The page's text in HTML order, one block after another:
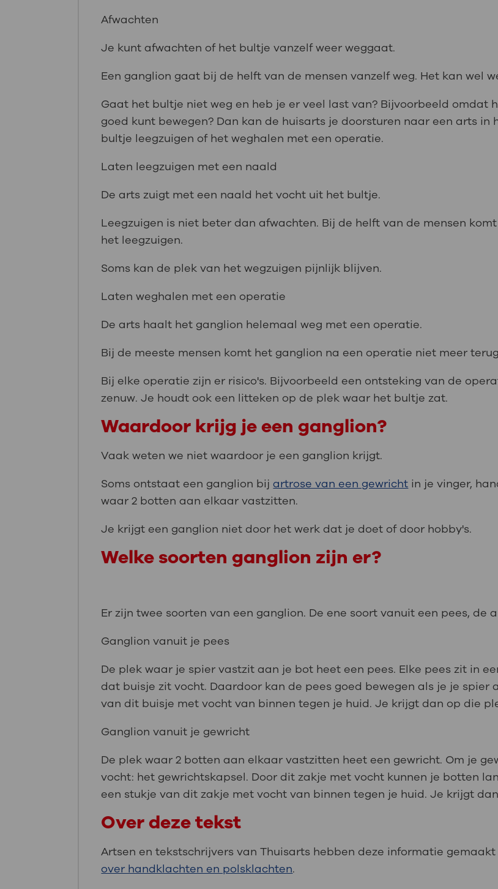
Afwachten
Je kunt afwachten of het bultje vanzelf weer weggaat.
Een ganglion gaat bij de helft van de mensen vanzelf weg. Het kan wel
Gaat het bultje niet weg en heb je er veel last van? Bijvoorbeeld omdat
goed kunt bewegen? Dan kan de huisarts je doorsturen naar een arts in
bultje leegzuigen of het weghalen met een operatie.
Laten leegzuigen met een naald
De arts zuigt met een naald het vocht uit het bultje.
Leegzuigen is niet beter dan afwachten. Bij de helft van de mensen
het leegzuigen.
Soms kan de plek van het wegzuigen pijnlijk blijven.
Laten weghalen met een operatie
De arts haalt het ganglion helemaal weg met een operatie.
Bij de meeste mensen komt het ganglion na een operatie niet meer
Bij elke operatie zijn er risico's. Bijvoorbeeld een ontsteking van de
zenuw. Je houdt ook een litteken op de plek waar het bultje zat.
Waardoor krijg je een ganglion?
Vaak weten we niet waardoor je een ganglion krijgt.
Soms ontstaat een ganglion bijartrose van een gewricht in je vinger,
waar 2 botten aan elkaar vastzitten.
Je krijgt een ganglion niet door het werk dat je doet of door hobby's.
Welke soorten ganglion zijn er?
Er zijn twee soorten van een ganglion. De ene soort vanuit een pees, de
Ganglion vanuit je pees
De plek waar je spier vastzit aan je bot heet een pees. Elke pees zit in
dat buisje zit vocht. Daardoor kan de pees goed bewegen als je je spier
van dit buisje met vocht van binnen tegen je huid. Je krijgt dan op die
Ganglion vanuit je gewricht
De plek waar 2 botten aan elkaar vastzitten heet een gewricht. Om je
vocht: het gewrichtskapsel. Door dit zakje met vocht kunnen je botten
een stukje van dit zakje met vocht van binnen tegen je huid. Je krijgt
Over deze tekst
Artsen en tekstschrijvers van Thuisarts hebben deze informatie
over handklachten en polsklachten.